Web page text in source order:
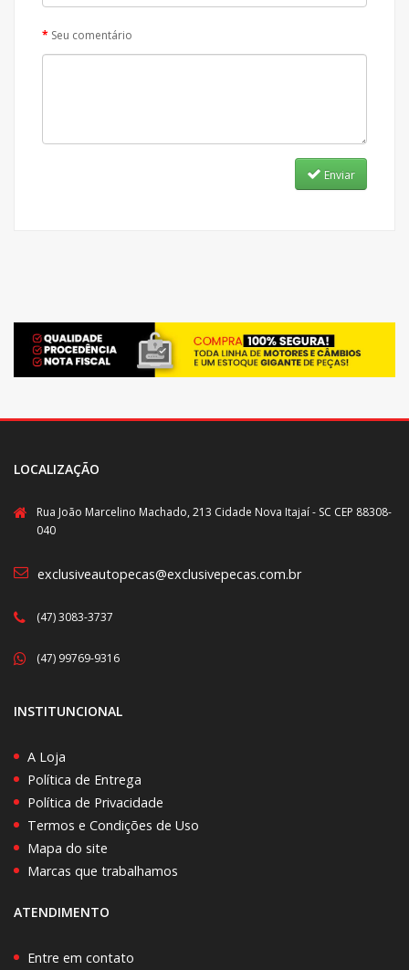
Seu comentário
Enviar
LOCALIZAÇÃO
Rua João Marcelino Machado, 213 Cidade Nova Itajaí - SC CEP 88308-
040
exclusiveautopecas@exclusivepecas.com.br
(47) 3083-3737
(47) 99769-9316
INSTITUNCIONAL
A Loja
Política de Entrega
Política de Privacidade
Termos e Condições de Uso
Mapa do site
Marcas que trabalhamos
ATENDIMENTO
Entre em contato